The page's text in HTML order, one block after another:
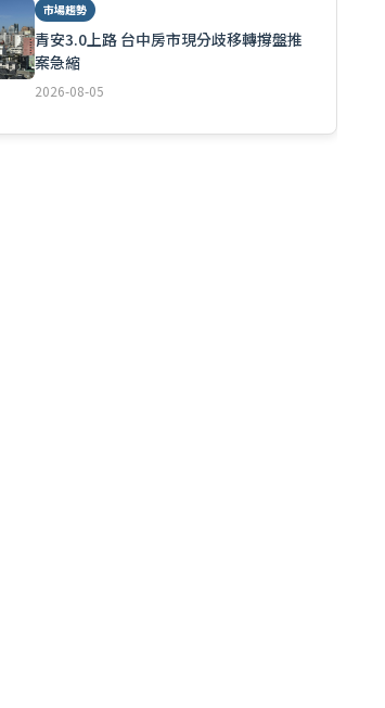
市場趨勢
青安3.0上路 台中房市現分歧移轉撐盤推
案急縮
2026-08-05